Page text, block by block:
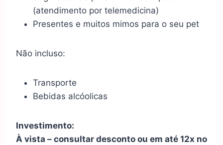
(atendimento por telemedicina)
Presentes e muitos mimos para o seu pet
Não incluso:
Transporte
Bebidas alcóolicas
Investimento:
À vista – consultar desconto ou em até 12x no